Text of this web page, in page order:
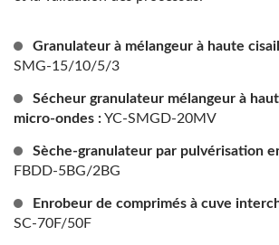
Granulateur à mélangeur à haute
SMG-15/10/5/3
Sécheur granulateur mélangeur à
micro-ondes :YC-SMGD-20MV
Sèche-granulateur par pulvérisation
FBDD-5BG/2BG
Enrobeur de comprimés à cuve
SC-70F/50F